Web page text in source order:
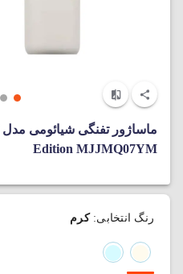
Edition MJJMQ07YM
رنگ انتخابی:کرم